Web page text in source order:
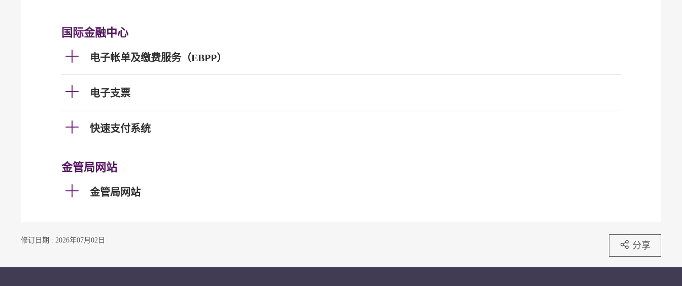
国际金融中心
电子帐单及缴费服务（EBPP）
电子支票
快速支付系统
金管局网站
金管局网站
修订日期 : 2026年07月02日 分享